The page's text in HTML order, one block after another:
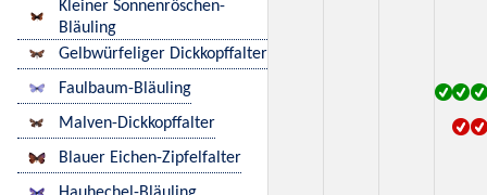
Kleiner Sonnenröschen-
Bläuling
Gelbwürfeliger Dickkopffalter
Faulbaum-Bläuling
Malven-Dickkopffalter
Blauer Eichen-Zipfelfalter